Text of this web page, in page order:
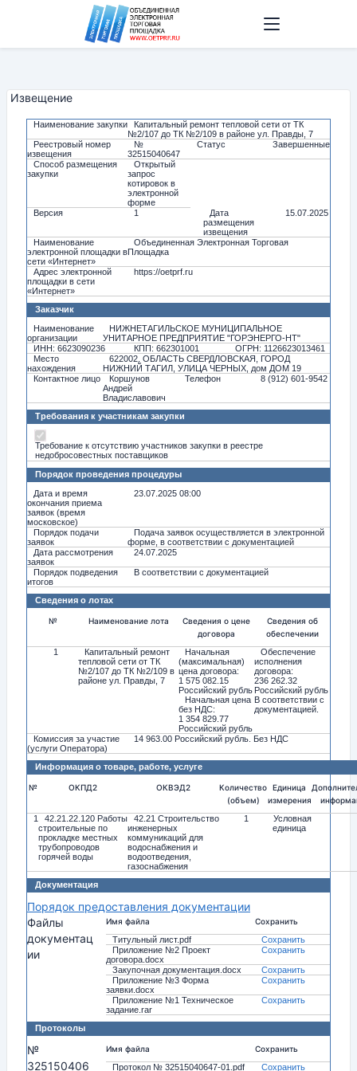
Извещение
Наименование закупки
Капитальный ремонт тепловой сети от ТК
№2/107 до ТК №2/109 в районе ул. Правды, 7
Реестровый номер
извещения
№
32515040647
Статус Завершенные
Способ размещения
закупки
Открытый
запрос
котировок в
электронной
форме
Версия
1
Дата
размещения
извещения
15.07.2025
Наименование
электронной площадки в
сети «Интернет»
Объединенная Электронная Торговая
Площадка
Адрес электронной
площадки в сети
«Интернет»
https://oetprf.ru
Заказчик
Наименование
организации
НИЖНЕТАГИЛЬСКОЕ МУНИЦИПАЛЬНОЕ
УНИТАРНОЕ ПРЕДПРИЯТИЕ "ГОРЭНЕРГО-НТ"
ИНН: 6623090236
КПП: 662301001
ОГРН: 1126623013461
Место
нахождения
622002, ОБЛАСТЬ СВЕРДЛОВСКАЯ, ГОРОД
НИЖНИЙ ТАГИЛ, УЛИЦА ЧЕРНЫХ, дом ДОМ 19
Контактное лицо
Коршунов
Андрей
Владиславович
Телефон 8 (912) 601-9542
Требования к участникам закупки
Требование к отсутствию участников закупки в реестре
недобросовестных поставщиков
Порядок проведения процедуры
Дата и время
окончания приема
заявок (время
московское)
23.07.2025 08:00
Порядок подачи
заявок
Подача заявок осуществляется в электронной
форме, в соответствии с документацией
Дата рассмотрения
заявок
24.07.2025
Порядок подведения
итогов
В соответствии с документацией
Сведения о лотах
№ Наименование лота
Сведения о цене
договора
Сведения об
обеспечении
1
Капитальный ремонт
тепловой сети от ТК
№2/107 до ТК №2/109 в
районе ул. Правды, 7
Начальная
(максимальная)
цена договора:
1 575 082.15
Российский рубль
Начальная цена
без НДС:
1 354 829.77
Российский рубль
Обеспечение
исполнения
договора:
236 262.32
Российский рубль
В соответствии с
документацией.
Комиссия за участие
(услуги Оператора)
14 963.00 Российский рубль. Без НДС
Информация о товаре, работе, услуге
№ ОКПД2 ОКВЭД2
Количество
(объем)
Единица
измерения
1
42.21.22.120 Работы
строительные по
прокладке местных
трубопроводов
горячей воды
42.21 Строительство
инженерных
коммуникаций для
водоснабжения и
водоотведения,
газоснабжения
1
Условная
единица
Документация
Порядок предоставления документации
Файлы
документац
ии
Имя файла
Сохранить
Титульный лист.pdf
Сохранить
Приложение №2 Проект
договора.docx
Сохранить
Закупочная документация.docx
Сохранить
Приложение №3 Форма
заявки.docx
Сохранить
Приложение №1 Техническое
задание.rar
Сохранить
Протоколы
№
325150406
Имя файла
Сохранить
Протокол № 32515040647-01.pdf
Сохранить